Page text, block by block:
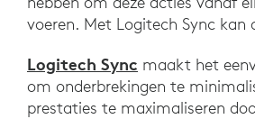
voeren. Met Logitech Sync kan
Logitech Sync maakt het
om onderbrekingen te
prestaties te maximaliseren